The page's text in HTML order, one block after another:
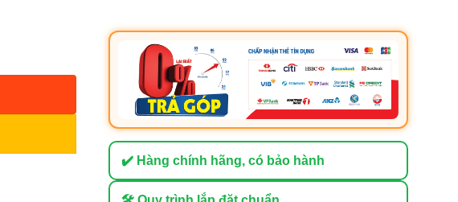
✔️ Hàng chính hãng, có bảo hành